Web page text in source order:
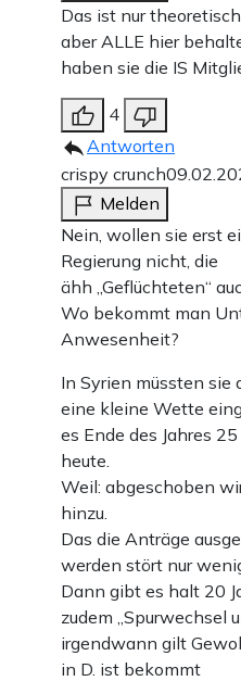
Das ist nur
aber ALLE hier
haben sie die IS
4
Antworten
crispy crunch
Melden
Nein, wollen sie erst
Regierung nicht, die
ähh „Geflüchteten“
Wo bekommt man
Anwesenheit?
In Syrien müssten sie
eine kleine Wette
es Ende des Jahres
heute.
Weil: abgeschoben
hinzu.
Das die Anträge
werden stört nur
Dann gibt es halt 20
zudem „Spurwechsel
irgendwann gilt
in D. ist bekommt